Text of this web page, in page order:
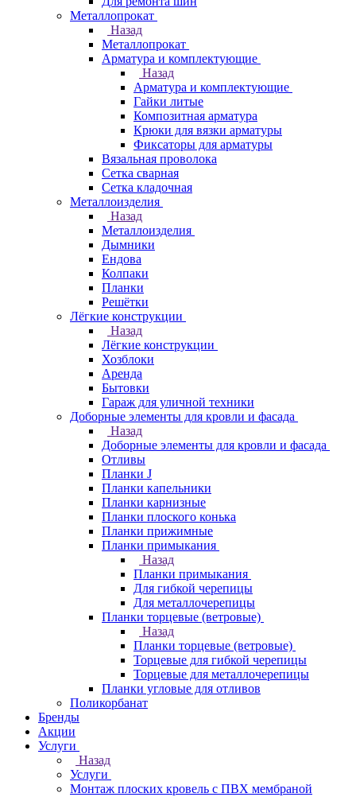
Металлопрокат
Назад
Металлопрокат
Арматура и комплектующие
Назад
Арматура и комплектующие
Гайки литые
Композитная арматура
Крюки для вязки арматуры
Фиксаторы для арматуры
Вязальная проволока
Сетка сварная
Сетка кладочная
Металлоизделия
Назад
Металлоизделия
Дымники
Ендова
Колпаки
Планки
Решётки
Лёгкие конструкции
Назад
Лёгкие конструкции
Хозблоки
Аренда
Бытовки
Гараж для уличной техники
Доборные элементы для кровли и фасада
Назад
Доборные элементы для кровли и фасада
Отливы
Планки J
Планки капельники
Планки карнизные
Планки плоского конька
Планки прижимные
Планки примыкания
Назад
Планки примыкания
Для гибкой черепицы
Для металлочерепицы
Планки торцевые (ветровые)
Назад
Планки торцевые (ветровые)
Торцевые для гибкой черепицы
Торцевые для металлочерепицы
Планки угловые для отливов
Поликорбанат
Бренды
Акции
Услуги
Назад
Услуги
Монтаж плоских кровель с ПВХ мембраной